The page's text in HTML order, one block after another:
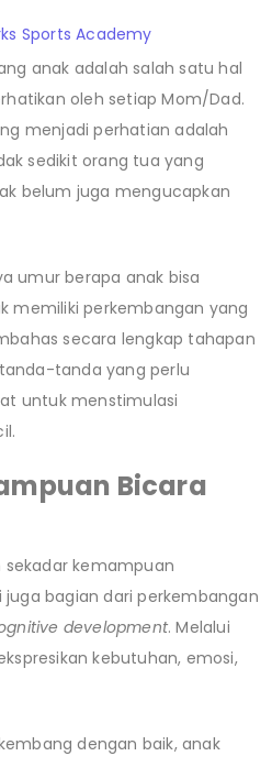
Sports Academy
anak adalah salah satu hal
oleh setiap Mom/Dad.
menjadi perhatian adalah
sedikit orang tua yang
belum juga mengucapkan
umur berapa anak bisa
memiliki perkembangan yang
secara lengkap tahapan
tanda yang perlu
untuk menstimulasi
Bicara
kemampuan
bagian dari perkembangan
development. Melalui
kebutuhan, emosi,
dengan baik, anak